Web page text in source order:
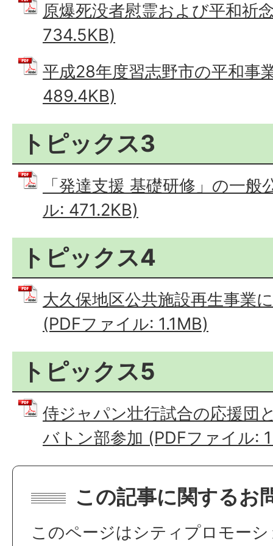
原爆死没者慰霊および平和祈
734.5KB)
平成28年度習志野市の平和事
489.4KB)
トピックス3
「発達支援 基礎研修」の一
ル: 471.2KB)
トピックス4
大久保地区公共施設再生事業
(PDFファイル: 1.1MB)
トピックス5
侍ジャパン壮行試合の応援団
バトン部参加 (PDFファイル:
この記事に関するお
このページはシティプロモー